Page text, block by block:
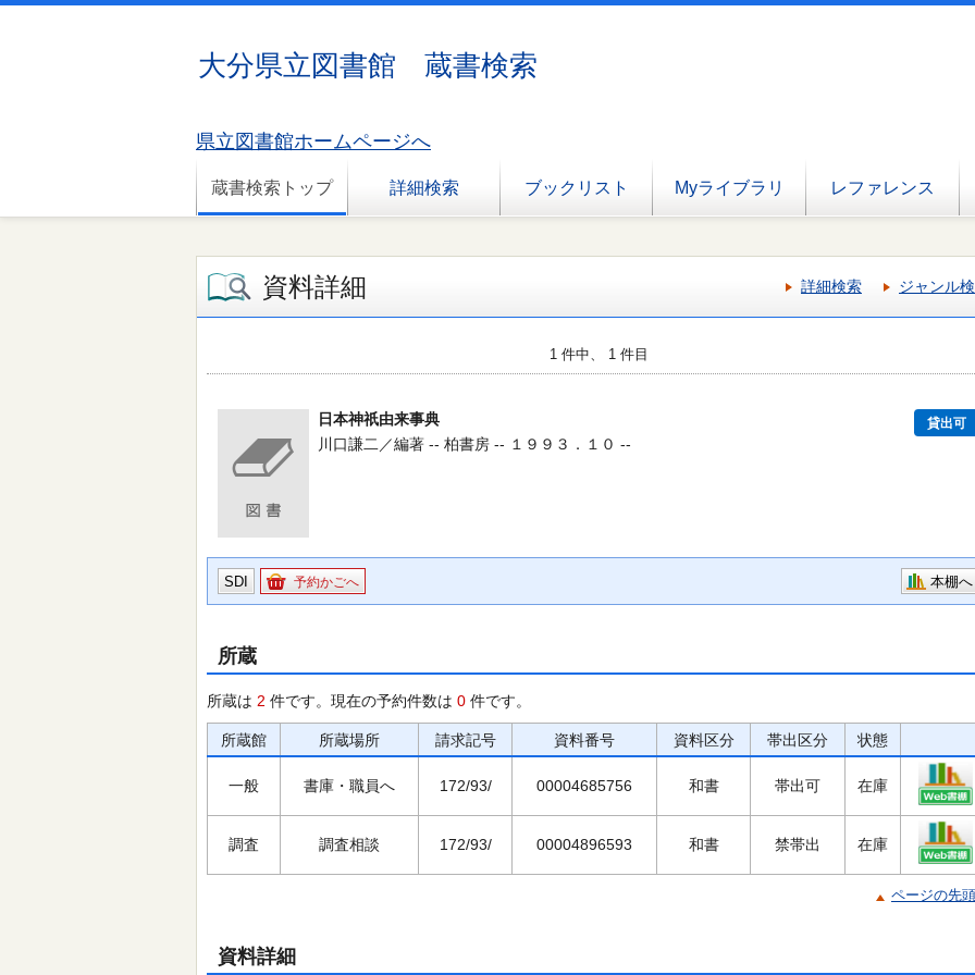
大分県立図書館 蔵書検索
県立図書館ホームページへ
蔵書検索トップ 詳細検索 ブックリスト Myライブラリ レファレンス
資料詳細 詳細検索 ジャンル
1 件中、 1 件目
日本神祇由来事典 貸出可
川口謙二／編著 -- 柏書房 -- １９９３．１０ --
SDI 予約かごへ 本棚へ
所蔵
所蔵は 2 件です。現在の予約件数は 0 件です。
所蔵館 所蔵場所 請求記号 資料番号 資料区分 帯出区分 状態
一般 書庫・職員へ 172/93/ 00004685756 和書 帯出可 在庫
調査 調査相談 172/93/ 00004896593 和書 禁帯出 在庫
ページの先
資料詳細